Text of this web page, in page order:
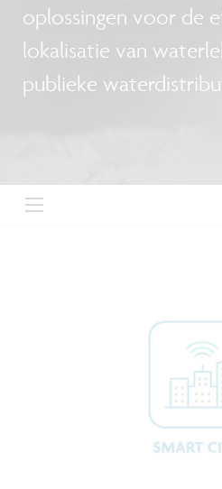
oplossingen voor de
lokalisatie van
publieke